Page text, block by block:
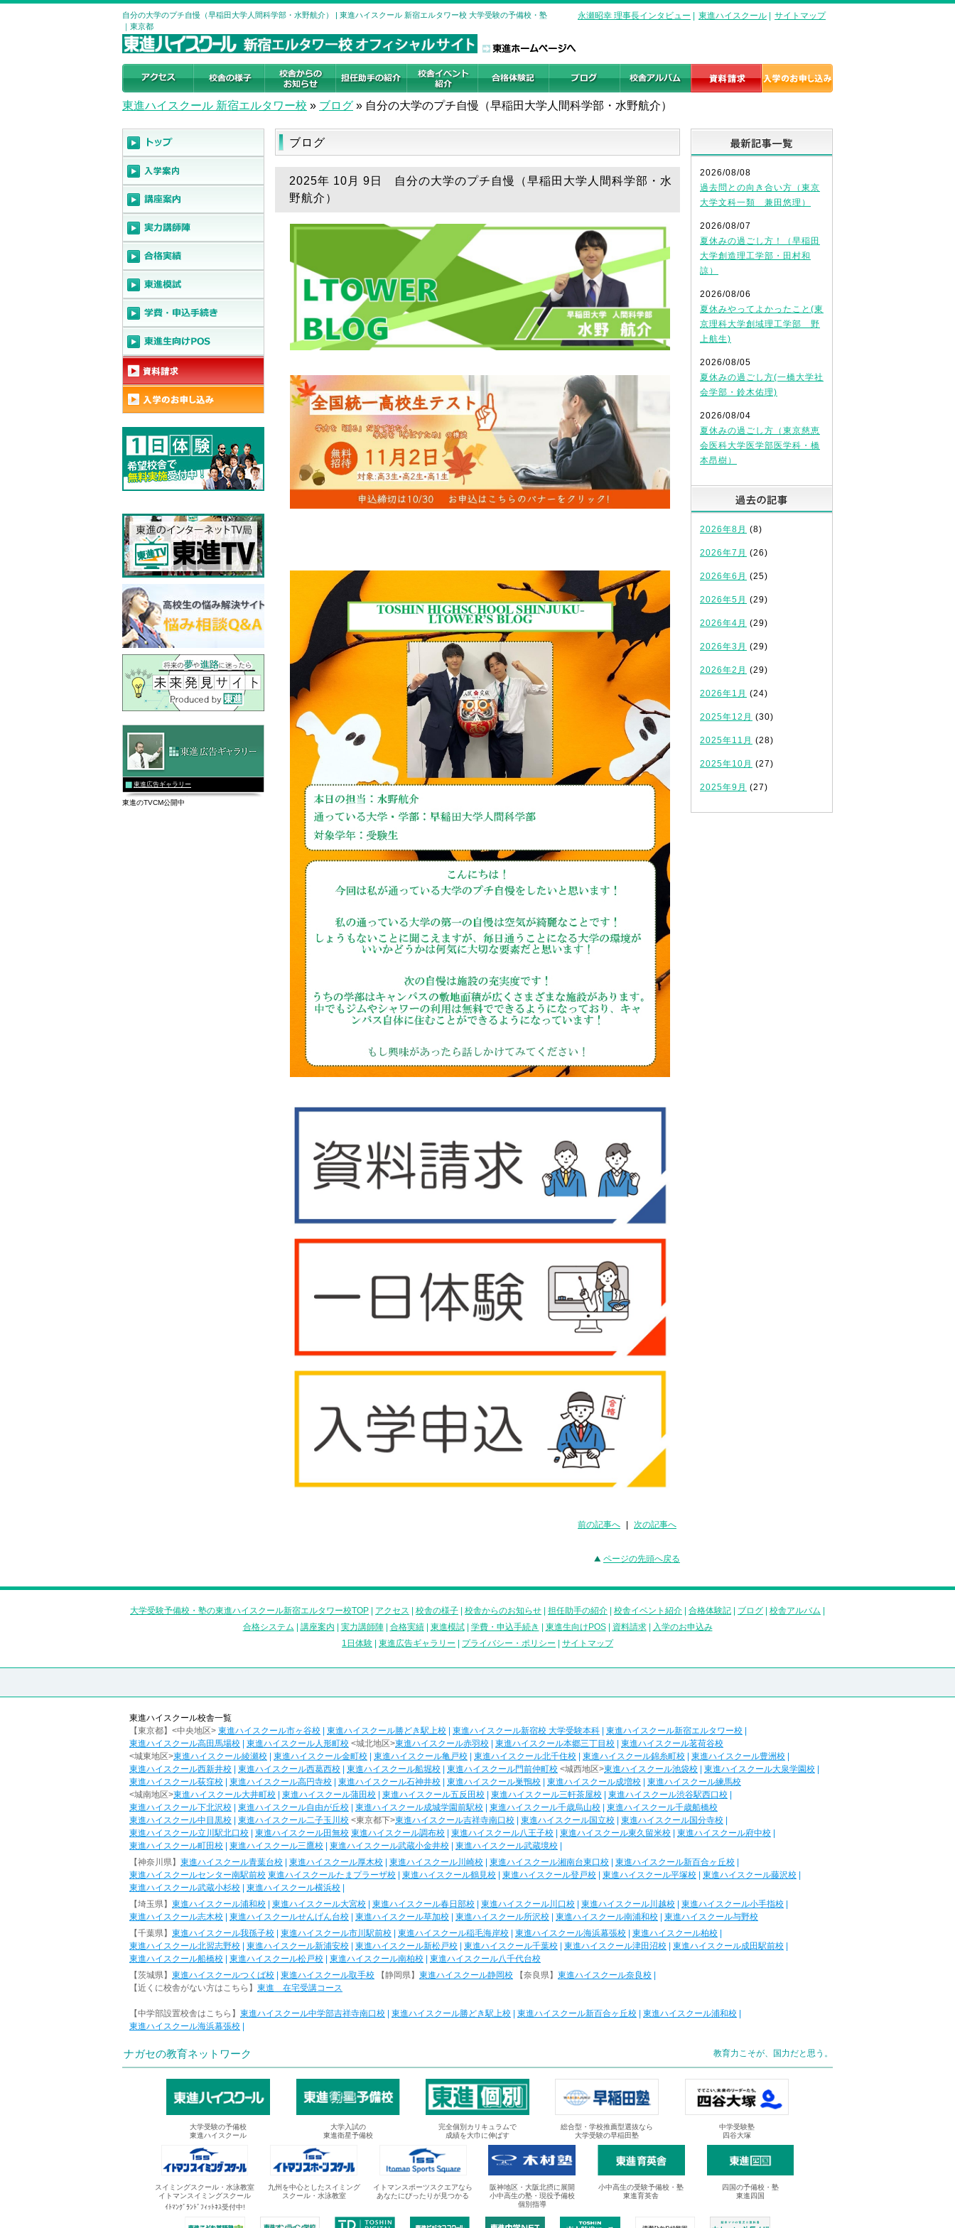
自分の大学のプチ自慢（早稲田大学人間科学部・水野航介） | 東進ハイスクール 新宿エルタワー校 大学受験の予備校・塾
｜東京都
永瀬昭幸 理事長インタビュー 東進ハイスクール サイトマップ
東進ハイスクール 新宿エルタワー校 » ブログ » 自分の大学のプチ自慢（早稲田大学人間科学部・水野航介）
ブログ
2025年 10月 9日 自分の大学のプチ自慢（早稲田大学人間科学部・水
野航介）
前の記事へ | 次の記事へ
ページの先頭へ戻る
2026/08/08
過去問との向き合い方（東京
大学文科一類 兼田悠理）
2026/08/07
夏休みの過ごし方！（早稲田
大学創造理工学部・田村和
諒）
2026/08/06
夏休みやってよかったこと(東
京理科大学創域理工学部 野
上航生)
2026/08/05
夏休みの過ごし方(一橋大学社
会学部・鈴木佑理)
2026/08/04
夏休みの過ごし方（東京慈恵
会医科大学医学部医学科・橋
本昂樹）
2026年8月 (8)
2026年7月 (26)
2026年6月 (25)
2026年5月 (29)
2026年4月 (29)
2026年3月 (29)
2026年2月 (29)
2026年1月 (24)
2025年12月 (30)
2025年11月 (28)
2025年10月 (27)
2025年9月 (27)
東進広告ギャラリー
東進のTVCM公開中
大学受験予備校・塾の東進ハイスクール新宿エルタワー校TOP | アクセス | 校舎の様子 | 校舎からのお知らせ | 担任助手の紹介 | 校舎イベント紹介 | 合格体験記 | ブログ | 校舎アルバム |
合格システム | 講座案内 | 実力講師陣| 合格実績| 東進模試| 学費・申込手続き | 東進生向けPOS| 資料請求| 入学のお申込み
1日体験 | 東進広告ギャラリー | プライバシー・ポリシー | サイトマップ
東進ハイスクール校舎一覧
【東京都】<中央地区> 東進ハイスクール市ヶ谷校 | 東進ハイスクール勝どき駅上校 | 東進ハイスクール新宿校 大学受験本科 | 東進ハイスクール新宿エルタワー校 |
東進ハイスクール高田馬場校 | 東進ハイスクール人形町校 <城北地区>東進ハイスクール赤羽校 | 東進ハイスクール本郷三丁目校 | 東進ハイスクール茗荷谷校
<城東地区>東進ハイスクール綾瀬校 | 東進ハイスクール金町校 | 東進ハイスクール亀戸校 | 東進ハイスクール北千住校 | 東進ハイスクール錦糸町校 | 東進ハイスクール豊洲校 |
東進ハイスクール西新井校 | 東進ハイスクール西葛西校 | 東進ハイスクール船堀校 | 東進ハイスクール門前仲町校 <城西地区>東進ハイスクール池袋校 | 東進ハイスクール大泉学園校 |
東進ハイスクール荻窪校 | 東進ハイスクール高円寺校 | 東進ハイスクール石神井校 | 東進ハイスクール巣鴨校 | 東進ハイスクール成増校 | 東進ハイスクール練馬校
<城南地区>東進ハイスクール大井町校 | 東進ハイスクール蒲田校 | 東進ハイスクール五反田校 | 東進ハイスクール三軒茶屋校 | 東進ハイスクール渋谷駅西口校 |
東進ハイスクール下北沢校 | 東進ハイスクール自由が丘校 | 東進ハイスクール成城学園前駅校 | 東進ハイスクール千歳烏山校 | 東進ハイスクール千歳船橋校
東進ハイスクール中目黒校 | 東進ハイスクール二子玉川校 <東京都下>東進ハイスクール吉祥寺南口校 | 東進ハイスクール国立校 | 東進ハイスクール国分寺校 |
東進ハイスクール立川駅北口校 | 東進ハイスクール田無校 東進ハイスクール調布校 | 東進ハイスクール八王子校 | 東進ハイスクール東久留米校 | 東進ハイスクール府中校 |
東進ハイスクール町田校 | 東進ハイスクール三鷹校 | 東進ハイスクール武蔵小金井校 | 東進ハイスクール武蔵境校 |
【神奈川県】 東進ハイスクール青葉台校 | 東進ハイスクール厚木校 | 東進ハイスクール川崎校 | 東進ハイスクール湘南台東口校 | 東進ハイスクール新百合ヶ丘校 |
東進ハイスクールセンター南駅前校 東進ハイスクールたまプラーザ校 | 東進ハイスクール鶴見校 | 東進ハイスクール登戸校 | 東進ハイスクール平塚校 | 東進ハイスクール藤沢校 |
東進ハイスクール武蔵小杉校 | 東進ハイスクール横浜校 |
【埼玉県】 東進ハイスクール浦和校 | 東進ハイスクール大宮校 | 東進ハイスクール春日部校 | 東進ハイスクール川口校 | 東進ハイスクール川越校 | 東進ハイスクール小手指校 |
東進ハイスクール志木校 | 東進ハイスクールせんげん台校 | 東進ハイスクール草加校 | 東進ハイスクール所沢校 | 東進ハイスクール南浦和校 | 東進ハイスクール与野校
【千葉県】 東進ハイスクール我孫子校 | 東進ハイスクール市川駅前校 | 東進ハイスクール稲毛海岸校 | 東進ハイスクール海浜幕張校 | 東進ハイスクール柏校 |
東進ハイスクール北習志野校 | 東進ハイスクール新浦安校 | 東進ハイスクール新松戸校 | 東進ハイスクール千葉校 | 東進ハイスクール津田沼校 | 東進ハイスクール成田駅前校 |
東進ハイスクール船橋校 | 東進ハイスクール松戸校 | 東進ハイスクール南柏校 | 東進ハイスクール八千代台校
【茨城県】 東進ハイスクールつくば校 | 東進ハイスクール取手校 【静岡県】 東進ハイスクール静岡校 【奈良県】 東進ハイスクール奈良校 |
【近くに校舎がない方はこちら】 東進 在宅受講コース
【中学部設置校舎はこちら】 東進ハイスクール中学部吉祥寺南口校 | 東進ハイスクール勝どき駅上校 | 東進ハイスクール新百合ヶ丘校 | 東進ハイスクール浦和校 |
東進ハイスクール海浜幕張校 |
ナガセの教育ネットワーク 教育力こそが、国力だと思う。
大学受験の予備校
東進ハイスクール
大学入試の
東進衛星予備校
完全個別カリキュラムで
成績を大巾に伸ばす
総合型・学校推薦型選抜なら
大学受験の早稲田塾
中学受験塾
四谷大塚
スイミングスクール・水泳教室
イトマンスイミングスクール
ｲﾄﾏﾝｸﾞﾗﾝﾄﾞﾌｨｯﾄﾈｽ受付中!
九州を中心としたスイミング
スクール・水泳教室
イトマンスポーツスクエアなら
あなたにぴったりが見つかる
阪神地区・大阪北摂に展開
小中高生の塾・現役予備校
個別指導
小中高生の受験予備校・塾
東進育英舎
四国の予備校・塾
東進四国